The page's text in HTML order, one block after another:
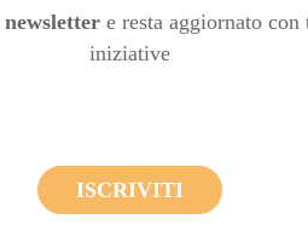
newslettere resta aggiornato con
iniziative
ISCRIVITI